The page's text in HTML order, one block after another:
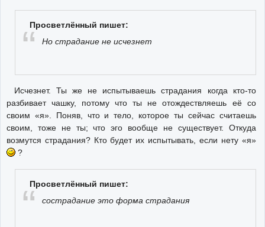
Просветлённый пишет:
Но страдание не исчезнет
Исчезнет. Ты же не испытываешь страдания когда кто-то
разбивает чашку, потому что ты не отождествляешь её со
своим «я». Поняв, что и тело, которое ты сейчас считаешь
своим, тоже не ты; что эго вообще не существует. Откуда
возмутся страдания? Кто будет их испытывать, если нету «я»
?
Просветлённый пишет:
сострадание это форма страдания